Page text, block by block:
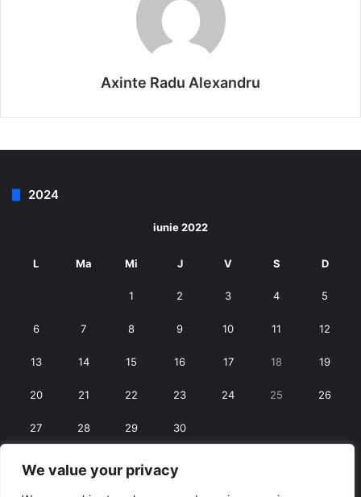
We value your privacy
Axinte Radu Alexandru
2024
iunie 2022
L Ma Mi J V S D
1 2 3 4 5
6 7 8 9 10 11 12
13 14 15 16 17 18 19
20 21 22 23 24 25 26
27 28 29 30
« mai iul. »